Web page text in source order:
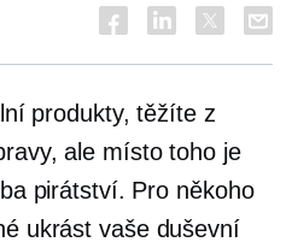
produkty, těžíte z
ale místo toho je
pirátství. Pro někoho
ukrást vaše duševní